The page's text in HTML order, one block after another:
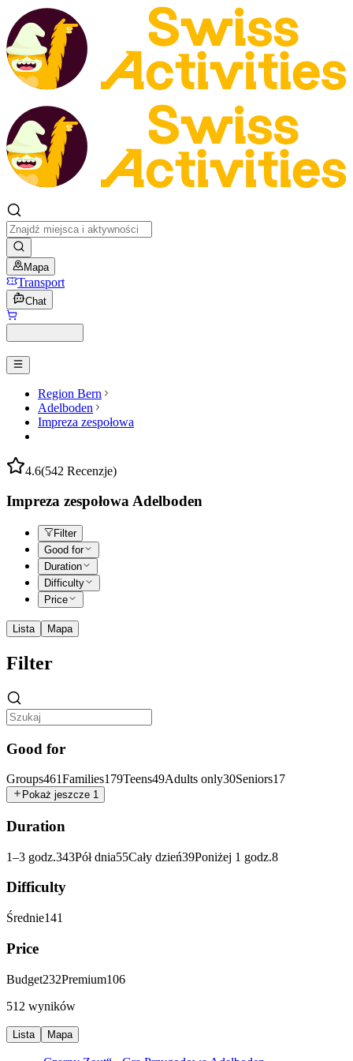
Mapa
Transport
Chat
Region Bern
Adelboden
Impreza zespołowa
4.6(542 Recenzje)
Impreza zespołowa Adelboden
Filter
Good for
Duration
Difficulty
Price
Lista Mapa
Filter
Good for
Groups461Families179Teens49Adults only30Seniors17
Pokaż jeszcze 1
Duration
1–3 godz.343Pół dnia55Cały dzień39Poniżej 1 godz.8
Difficulty
Średnie141
Price
Budget232Premium106
512 wyników
Lista Mapa